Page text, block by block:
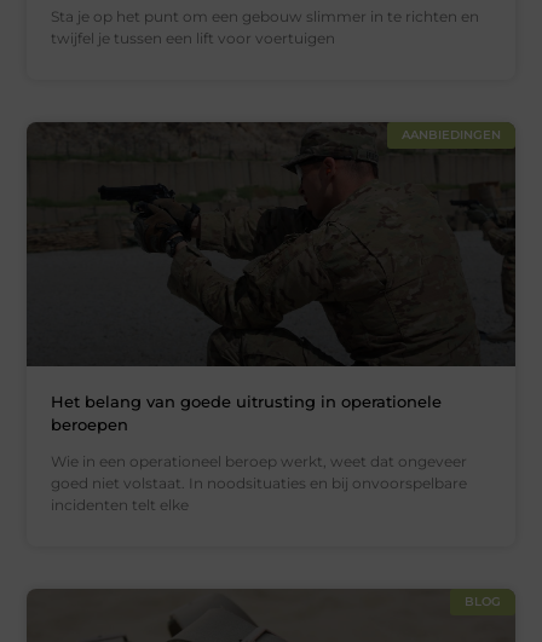
Sta je op het punt om een gebouw slimmer in te richten en
twijfel je tussen een lift voor voertuigen
AANBIEDINGEN
Het belang van goede uitrusting in operationele
beroepen
Wie in een operationeel beroep werkt, weet dat ongeveer
goed niet volstaat. In noodsituaties en bij onvoorspelbare
incidenten telt elke
BLOG